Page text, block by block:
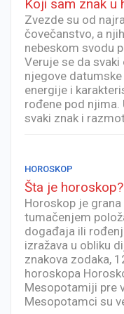
Koji sam znak u
Zvezde su od
čovečanstvo, a
nebeskom svodu
Veruje se da
njegove
energije i
rođene pod
svaki znak i
HOROSKOP
Šta je horoskop?
Horoskop je
tumačenjem
događaja ili
izražava u obliku
znakova zodaka,
horoskopa
Mesopotamiji pre
Mesopotamci su